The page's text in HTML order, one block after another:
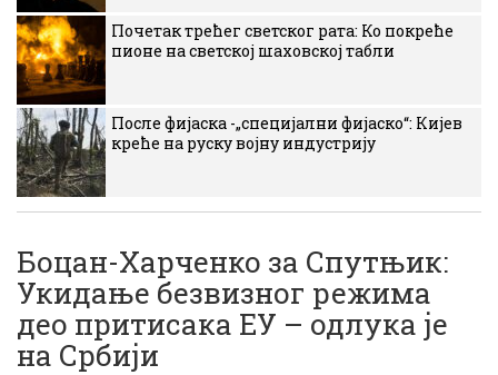
Почетак трећег светског рата: Ко покреће
пионе на светској шаховској табли
После фијаска -„специјални фијаско“: Кијев
креће на руску војну индустрију
Боцан-Харченко за Спутњик:
Укидање безвизног режима
део притисака ЕУ – одлука је
на Србији